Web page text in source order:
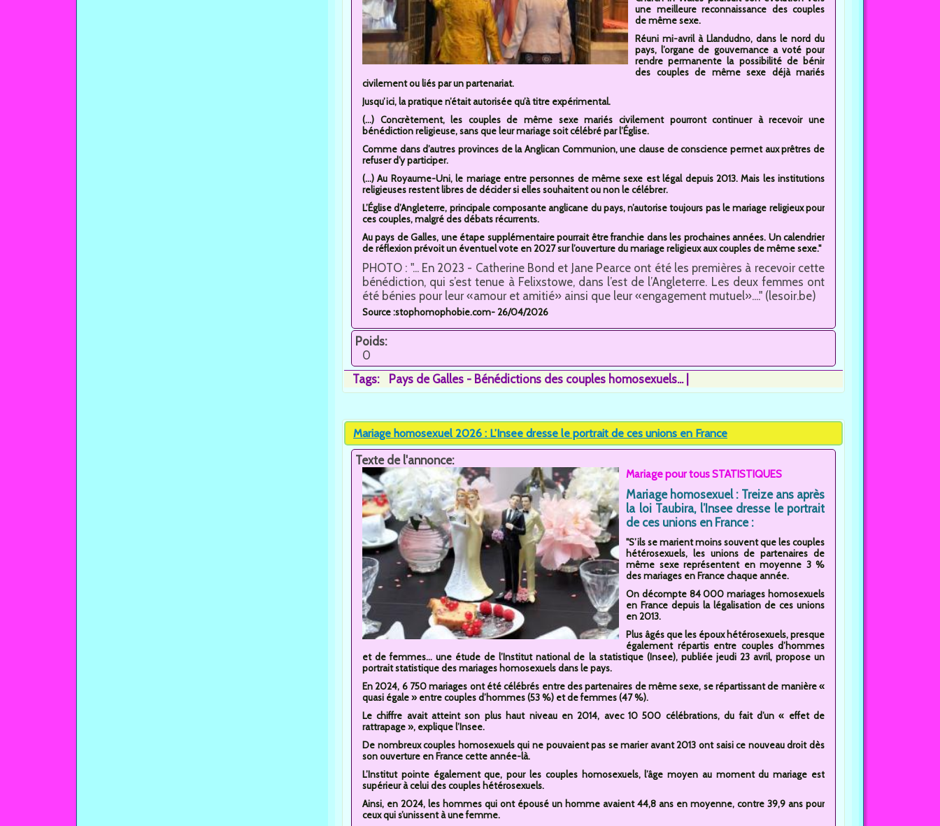
une meilleure reconnaissance des couples
de même sexe.
Réuni mi-avril à Llandudno, dans le nord du
pays, l’organe de gouvernance a voté pour
rendre permanente la possibilité de bénir
des couples de même sexe déjà mariés
civilement ou liés par un partenariat.
Jusqu’ici, la pratique n’était autorisée qu’à titre expérimental.
(...) Concrètement, les couples de même sexe mariés civilement pourront continuer à recevoir une
bénédiction religieuse, sans que leur mariage soit célébré par l’Église.
Comme dans d’autres provinces de la Anglican Communion, une clause de conscience permet aux prêtres de
refuser d’y participer.
(...) Au Royaume-Uni, le mariage entre personnes de même sexe est légal depuis 2013. Mais les institutions
religieuses restent libres de décider si elles souhaitent ou non le célébrer.
L’Église d’Angleterre, principale composante anglicane du pays, n’autorise toujours pas le mariage religieux pour
ces couples, malgré des débats récurrents.
Au pays de Galles, une étape supplémentaire pourrait être franchie dans les prochaines années. Un calendrier
de réflexion prévoit un éventuel vote en 2027 sur l’ouverture du mariage religieux aux couples de même sexe."
PHOTO : "... En 2023 - Catherine Bond et Jane Pearce ont été les premières à recevoir cette
bénédiction, qui s’est tenue à Felixstowe, dans l’est de l’Angleterre. Les deux femmes ont
été bénies pour leur «amour et amitié» ainsi que leur «engagement mutuel»...." (lesoir.be)
Source :stophomophobie.com- 26/04/2026
Poids:
0
Tags:
Pays de Galles - Bénédictions des couples homosexuels...
Mariage homosexuel 2026 : L’Insee dresse le portrait de ces unions en France
Texte de l'annonce:
Mariage pour tous STATISTIQUES
Mariage homosexuel : Treize ans après
la loi Taubira, l’Insee dresse le portrait
de ces unions en France :
"S’ils se marient moins souvent que les couples
hétérosexuels, les unions de partenaires de
même sexe représentent en moyenne 3 %
des mariages en France chaque année.
On décompte 84 000 mariages homosexuels
en France depuis la légalisation de ces unions
en 2013.
Plus âgés que les époux hétérosexuels, presque
également répartis entre couples d’hommes
et de femmes… une étude de l’Institut national de la statistique (Insee), publiée jeudi 23 avril, propose un
portrait statistique des mariages homosexuels dans le pays.
En 2024, 6 750 mariages ont été célébrés entre des partenaires de même sexe, se répartissant de manière «
quasi égale » entre couples d’hommes (53 %) et de femmes (47 %).
Le chiffre avait atteint son plus haut niveau en 2014, avec 10 500 célébrations, du fait d’un « effet de
rattrapage », explique l’Insee.
De nombreux couples homosexuels qui ne pouvaient pas se marier avant 2013 ont saisi ce nouveau droit dès
son ouverture en France cette année-là.
L’Institut pointe également que, pour les couples homosexuels, l’âge moyen au moment du mariage est
supérieur à celui des couples hétérosexuels.
Ainsi, en 2024, les hommes qui ont épousé un homme avaient 44,8 ans en moyenne, contre 39,9 ans pour
ceux qui s’unissent à une femme.